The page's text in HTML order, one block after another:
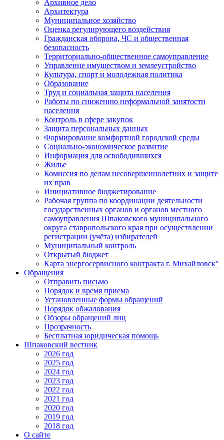
Архивное дело
Архитектура
Муниципальное хозяйство
Оценка регулирующего воздействия
Гражданская оборона, ЧС и общественная
безопасность
Территориально-общественное самоуправление
Управление имуществом и землеустройство
Культура, спорт и молодежная политика
Образование
Труд и социальная защита населения
Работы по снижению неформальной занятости
населения
Контроль в сфере закупок
Защита персональных данных
Формирование комфортной городской среды
Социально-экономическое развитие
Информация для освободившихся
Жилье
Комиссия по делам несовершеннолетних и защите
их прав
Инициативное бюджетирование
Рабочая группа по координации деятельности
государственных органов и органов местного
самоуправления Шпаковского муниципального
округа ставропольского края при осуществлении
регистрации (учёта) избирателей
Муниципальный контроль
Открытый бюджет
Карта энергосервисного контракта г. Михайловск"
Обращения
Отправить письмо
Порядок и время приема
Установленные формы обращений
Порядок обжалования
Обзоры обращений лиц
Прозрачность
Бесплатная юридическая помощь
Шпаковский вестник
2026 год
2025 год
2024 год
2023 год
2022 год
2021 год
2020 год
2019 год
2018 год
О сайте